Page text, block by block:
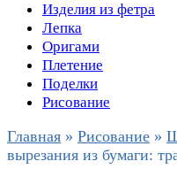
Изделия из фетра
Лепка
Оригами
Плетение
Поделки
Рисование
Главная » Рисование »
вырезания из бумаги: